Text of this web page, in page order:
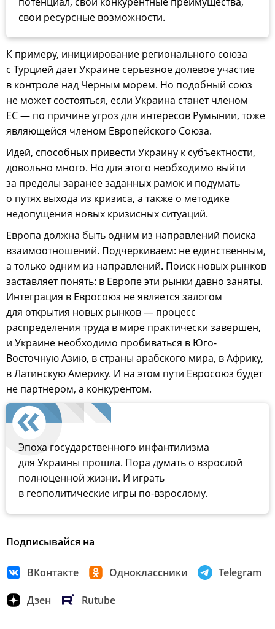
свои ресурсные возможности.
К примеру, инициирование регионального союза
с Турцией дает Украине серьезное долевое участие
в контроле над Черным морем. Но подобный союз
не может состояться, если Украина станет членом
ЕС — по причине угроз для интересов Румынии, тоже
являющейся членом Европейского Союза.
Идей, способных привести Украину к субъектности,
довольно много. Но для этого необходимо выйти
за пределы заранее заданных рамок и подумать
о путях выхода из кризиса, а также о методике
недопущения новых кризисных ситуаций.
Европа должна быть одним из направлений поиска
взаимоотношений. Подчеркиваем: не единственным,
а только одним из направлений. Поиск новых рынков
заставляет понять: в Европе эти рынки давно заняты.
Интеграция в Евросоюз не является залогом
для открытия новых рынков — процесс
распределения труда в мире практически завершен,
и Украине необходимо пробиваться в Юго-
Восточную Азию, в страны арабского мира, в Африку,
в Латинскую Америку. И на этом пути Евросоюз будет
не партнером, а конкурентом.
Эпоха государственного инфантилизма
для Украины прошла. Пора думать о взрослой
полноценной жизни. И играть
в геополитические игры по-взрослому.
Подписывайся на
ВКонтакте Одноклассники Telegram
Дзен Rutube